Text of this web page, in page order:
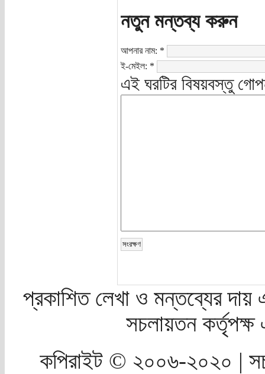
নতুন মন্তব্য করুন
আপনার নাম: *
ই-মেইল: *
এই ঘরটির বিষয়বস্তু
প্রকাশিত লেখা ও মন্তব্যের দায়
সচলায়তন
কপিরাইট © ২০০৬-২০২০ |